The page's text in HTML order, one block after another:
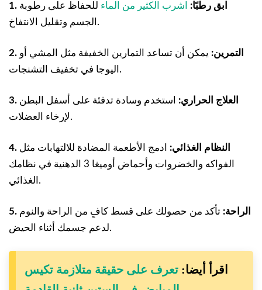
1. ابق رطبًا: اشرب الكثير من الماء للحفاظ على رطوبة
الجسم وتقليل الانتفاخ.
2. التمرين: يمكن أن تساعد التمارين الخفيفة مثل المشي أو
اليوجا في تخفيف التشنجات.
3. العلاج الحراري: استخدم وسادة تدفئة على أسفل البطن
لإرخاء العضلات.
4. النظام الغذائي: ادمج الأطعمة المضادة للالتهابات مثل
الفواكه والخضروات وأحماض أوميغا 3 الدهنية في نظامك
الغذائي.
5. الراحة: تأكد من حصولك على قسط كافٍ من الراحة والنوم
لدعم جسمك أثناء الحيض.
اقرأ أيضا: تعرف على حقيقة متلازمة تكيس